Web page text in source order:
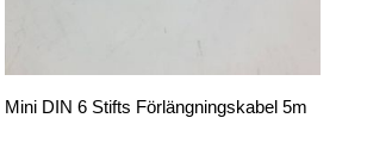
Mini DIN 6 Stifts Förlängningskabel 5m